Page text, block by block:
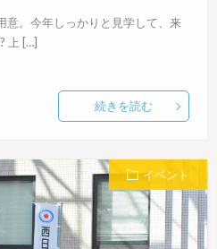
意。今年しっかりと見学して、来
上 […]
続きを読む
イベント